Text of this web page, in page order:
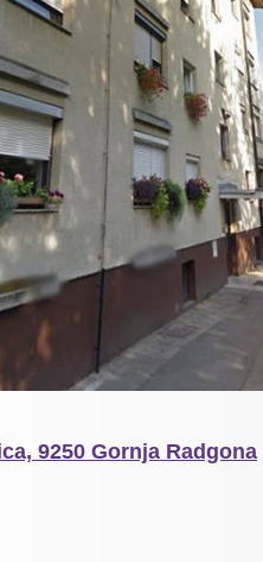
9250 Gornja Radgona